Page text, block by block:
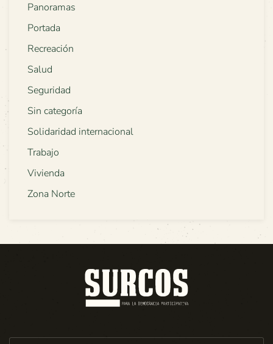
Panoramas
Portada
Recreación
Salud
Seguridad
Sin categoría
Solidaridad internacional
Trabajo
Vivienda
Zona Norte